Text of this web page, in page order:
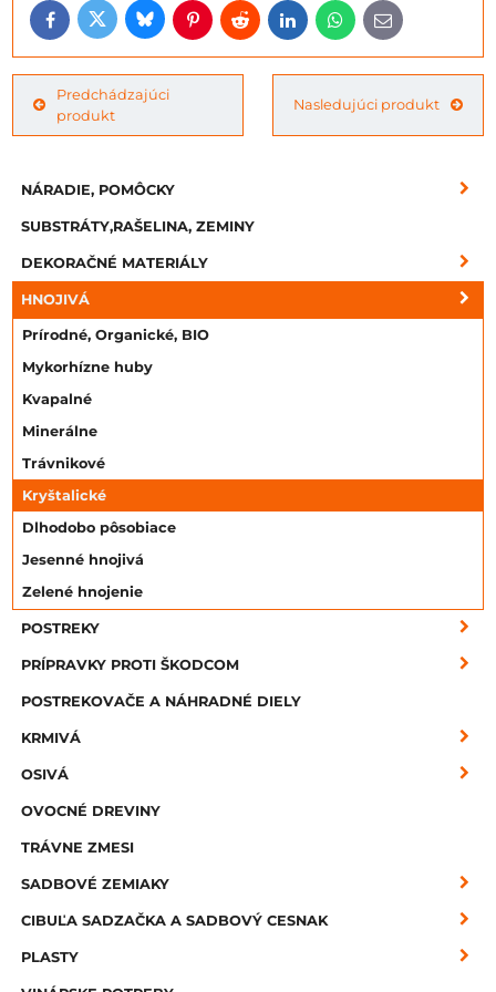
FacebookTwitterBlueskyPinterestRedditLinkedInWhatsApp
E-
mail
Predchádzajúci
produkt
Nasledujúci produkt
NÁRADIE, POMÔCKY
SUBSTRÁTY,RAŠELINA, ZEMINY
DEKORAČNÉ MATERIÁLY
HNOJIVÁ
Prírodné, Organické, BIO
Mykorhízne huby
Kvapalné
Minerálne
Trávnikové
Kryštalické
Dlhodobo pôsobiace
Jesenné hnojivá
Zelené hnojenie
POSTREKY
PRÍPRAVKY PROTI ŠKODCOM
POSTREKOVAČE A NÁHRADNÉ DIELY
KRMIVÁ
OSIVÁ
OVOCNÉ DREVINY
TRÁVNE ZMESI
SADBOVÉ ZEMIAKY
CIBUĽA SADZAČKA A SADBOVÝ CESNAK
PLASTY